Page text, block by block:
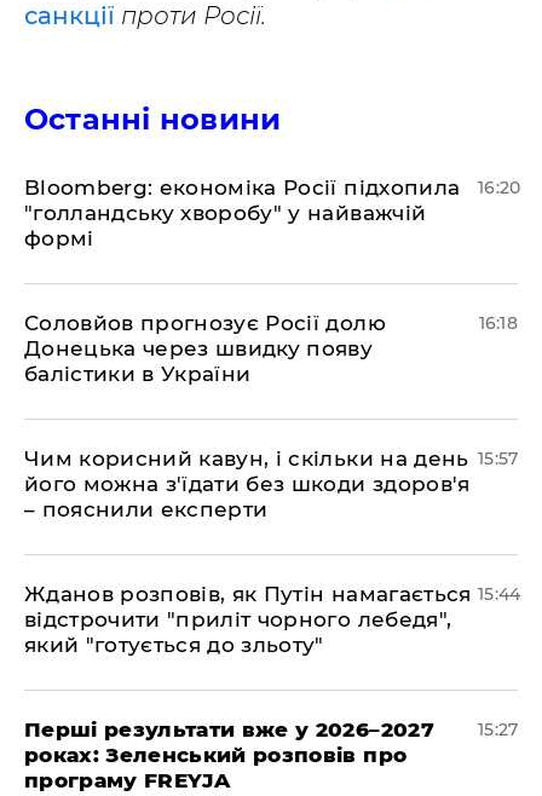
санкції проти Росії.
Останні новини
Bloomberg: економіка Росії підхопила
"голландську хворобу" у найважчій
формі
16:20
Соловйов прогнозує Росії долю
Донецька через швидку появу
балістики в України
16:18
Чим корисний кавун, і скільки на день
його можна з'їдати без шкоди здоров'я
– пояснили експерти
15:57
Жданов розповів, як Путін намагається
відстрочити "приліт чорного лебедя",
який "готується до зльоту"
15:44
Перші результати вже у 2026–2027
роках: Зеленський розповів про
програму FREYJA
15:27